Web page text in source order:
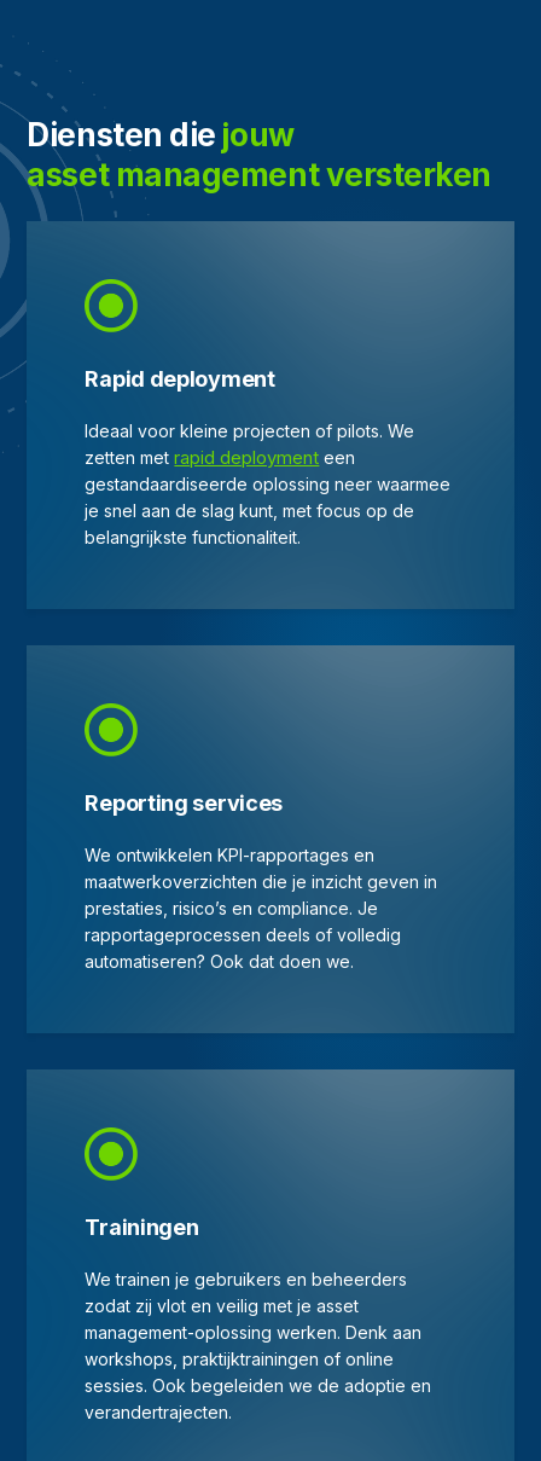
Diensten die jouw
asset management versterken
Rapid deployment
Ideaal voor kleine projecten of pilots. We
zetten metrapid deployment een
gestandaardiseerde oplossing neer waarmee
je snel aan de slag kunt, met focus op de
belangrijkste functionaliteit.
Reporting services
We ontwikkelen KPI-rapportages en
maatwerkoverzichten die je inzicht geven in
prestaties, risico’s en compliance. Je
rapportageprocessen deels of volledig
automatiseren? Ook dat doen we.
Trainingen
We trainen je gebruikers en beheerders
zodat zij vlot en veilig met je asset
management-oplossing werken. Denk aan
workshops, praktijktrainingen of online
sessies. Ook begeleiden we de adoptie en
verandertrajecten.